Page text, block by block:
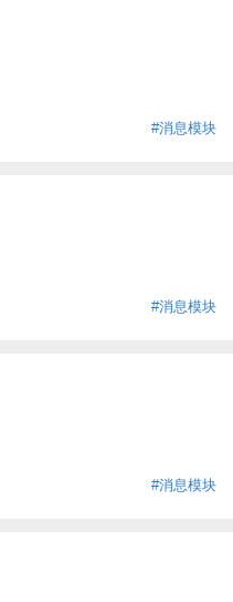
#消息模块
#消息模块
#消息模块